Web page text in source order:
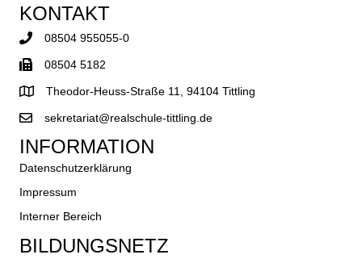
KONTAKT
08504 955055-0
08504 5182
Theodor-Heuss-Straße 11, 94104 Tittling
sekretariat@realschule-tittling.de
INFORMATION
Datenschutzerklärung
Impressum
Interner Bereich
BILDUNGSNETZ